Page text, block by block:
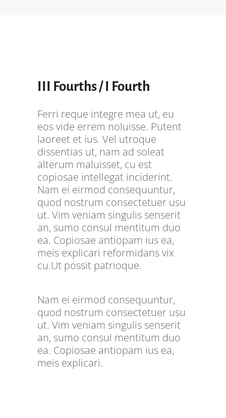
III Fourths / I Fourth
Ferri reque integre mea ut, eu
eos vide errem noluisse. Putent
laoreet et ius. Vel utroque
dissentias ut, nam ad soleat
alterum maluisset, cu est
copiosae intellegat inciderint.
Nam ei eirmod consequuntur,
quod nostrum consectetuer usu
ut. Vim veniam singulis senserit
an, sumo consul mentitum duo
ea. Copiosae antiopam ius ea,
meis explicari reformidans vix
cu.Ut possit patrioque.
Nam ei eirmod consequuntur,
quod nostrum consectetuer usu
ut. Vim veniam singulis senserit
an, sumo consul mentitum duo
ea. Copiosae antiopam ius ea,
meis explicari.